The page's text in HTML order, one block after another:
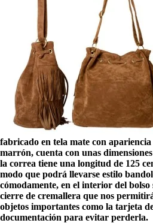
fabricado en tela mate con
marrón, cuenta con unas
la correa tiene una longitud de 125
modo que podrá llevarse estilo
cómodamente, en el interior del
cierre de cremallera que nos
objetos importantes como la tarjeta
documentación para evitar perderla.